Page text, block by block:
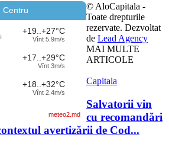
Centru
+19..+27°C
Vînt 5.9m/s
+17..+29°C
Vînt 3m/s
+18..+32°C
Vînt 2.4m/s
meteo2.md
© AloCapitala -
Toate drepturile
rezervate. Dezvoltat
de Lead Agency
MAI MULTE
ARTICOLE
Capitala
Salvatorii vin
cu recomandări
avertizării de Cod...